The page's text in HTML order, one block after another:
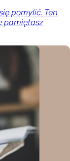
pomylić. Ten
pamiętasz